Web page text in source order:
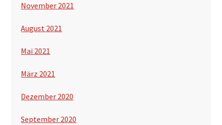
November 2021
August 2021
Mai 2021
März 2021
Dezember 2020
September 2020